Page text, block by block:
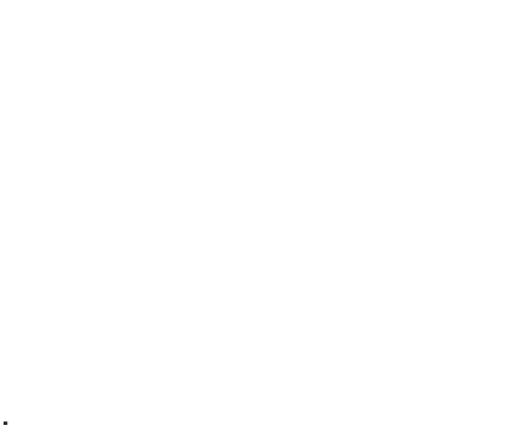
التجارة العالمية.